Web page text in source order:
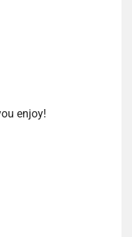
enjoy!